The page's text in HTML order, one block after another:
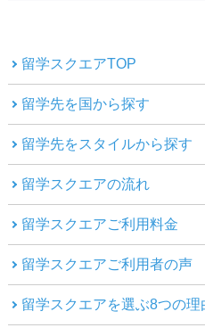
留学スクエアTOP
留学先を国から探す
留学先をスタイルから探す
留学スクエアの流れ
留学スクエアご利用料金
留学スクエアご利用者の声
留学スクエアを選ぶ8つの理